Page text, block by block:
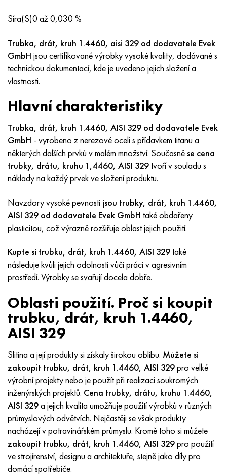
Síra(S)0 až 0,030 %
Trubka, drát, kruh 1.4460, aisi 329 od dodavatele Evek
GmbH jsou certifikované výrobky vysoké kvality, dodávané s
technickou dokumentací, kde je uvedeno jejich složení a
vlastnosti.
Hlavní charakteristiky
Trubka, drát, kruh 1.4460, AISI 329 od dodavatele Evek
GmbH - vyrobeno z nerezové oceli s přídavkem titanu a
některých dalších prvků v malém množství. Současněse cena
trubky, drátu, kruhu 1,4460, AISI 329 tvoří v souladu s
náklady na každý prvek ve složení produktu.
Navzdory vysoké pevnosti jsou trubky, drát, kruh 1.4460,
AISI 329 od dodavatele Evek GmbH také obdařeny
plasticitou, což výrazně rozšiřuje oblast jejich použití.
Kupte si trubku, drát, kruh 1.4460, AISI 329 také
následuje kvůli jejich odolnosti vůči práci v agresivním
prostředí. Výrobky se svařují docela dobře.
Oblasti použití. Proč si koupit
trubku, drát, kruh 1.4460,
AISI 329
Slitina a její produkty si získaly širokou oblibu. Můžete si
zakoupit trubku, drát, kruh 1.4460, AISI 329pro velké
výrobní projekty nebo je použít při realizaci soukromých
inženýrských projektů. Cena trubky, drátu, kruhu 1.4460,
AISI 329a jejich kvalita umožňuje použití výrobků v různých
průmyslových odvětvích. Nejčastěji se však produkty
nacházejí v potravinářském průmyslu. Kromě toho si můžete
zakoupit trubku, drát, kruh 1.4460, AISI 329pro použití
ve strojírenství, designu a architektuře, stejně jako díly pro
domácí spotřebiče.
Inotherm
Jette M152
Kobalt 6B
maraging 250
René 41
Maraging 300
Maraging 350
MP35N
MP159
Multimet n155
Nicrofer 5923 hMo
Nicrofer 6030
Nitronik 40
Nitronik 50
Nitronic 60
Nitronik 75
Nimonic 80a
Nimonic 90
49 KF
49K2F, 49K2FA-VI
Slitina 50N
Slitina 50NP
50 NHS
Slitina 52N
52K12F
56DGNH
68NKhVKTYu
79NM, Magnifer 7904
80NM
80NMV-VI
80 NHS
81HMA
Druhy přesných slitin
Termobimetaly
Přesná trubka
HN62VMYUT
HN63 MB
XN65VM
KhN65VMTYu
KhN67MVTYu
KhN68VKTYU
KhN68VMTYUK-vd
KhN70VMTYu
HN73MBTYu
XN70YU
HN75 MBTYu
XN75TBYu
XN77TYu
XN77TYUR
HN78Т
HN80TBY
N65M, EP982
H70MFV
PT-3V
PT-7M
2B
SPT-2 sv
AT3
3M
TL3
5B
TL5
V 6
TS-6
14 titan
SP -17
40 titan
1.4466 - AISI 310MoLn
15-7Ph® - 1,4532
PH 13-8 Po - 1,4534
1,4542 - 17-4Ph®
Custom 455® - 1.4543 - uns s45500
1,4545 - 15-5Ph®
1,4548 - 17-4Ph®
1,4550 - AISI 347
1.4567 - AISI 304Cu
1,4570-aisi303Cu
1.4574 - Slitina PH 15-7 Mo®
1.4580 - AISI 316Cb
1,4597 - AISI 204Cu
Slitina 28 - 1,4563
Slitina 31 - 1,4562
Alloy 254smo® - 1,4547
Slitina 926 - 1,4529
AM-350 – AM-5548
10X17H13M3T
11X11N2V2MF
12Х18Н9Т
13X11N2V2MF
15x11mf
15x12vnmf
15H12H2MVFAB
15X16K5N2MVFAB
15X16H2AM
18X11MNFB
18X12VMBFR
20X12VNMF
20H3MMF
21NKMT
37X12N8G8MFB
40X10X2M
40Х9С2
45Х14Н14В2М
2,0872, CuNi10Fe1Mn, Cw352h
CW301G, C64200
křemíkový bronz
C65500, CuAl11Fe3
C65620, CuSi3Fe2Zn3
C65100, CuSi 1,5
Cín-olověný bronz
c92200, CuSn6Zn4Pb2
Červená mosaz
C83600, CuSn5ZnPb
45G2, 45g2, AISI 1144
10g2, 10g2, AISI 1513
12X2H4A, 15NiCr13, 1,5752
AC14, 11SMnPb30
20G, 20mn5
20XH3A, AISI 4320, 20hn3a
20HM, 24CrMo5, 20hm
25KhGM, 20CrMo5, 1,7264
30X, AISI 5130, 30h
30hgs, 30hgs
30hgsa, 30hgsa
30hgsn2a, 30hgsna
30xn2ma, 30CrNiMo8
30хн3а, 31nicr14
34khn3ma, 36NiCrMo16, 35NiCrMo16
35hgs, 35hgs
35hgsa, 35hgsa
ac35g2, 36smnpb14, 1.0765
Р6М5, 1.3343, hs6-5-2, sw7m
R6M5F3, 1,3344, hs6-5-3
Р9М4К8,1,3207
R12F3, 1,3318, sw12
P18, 1,3355, hs18-0-1, sw18
Uhlíková ocel
У10,1.1645, C105W1
11G12, 110G13L, X120Mn12